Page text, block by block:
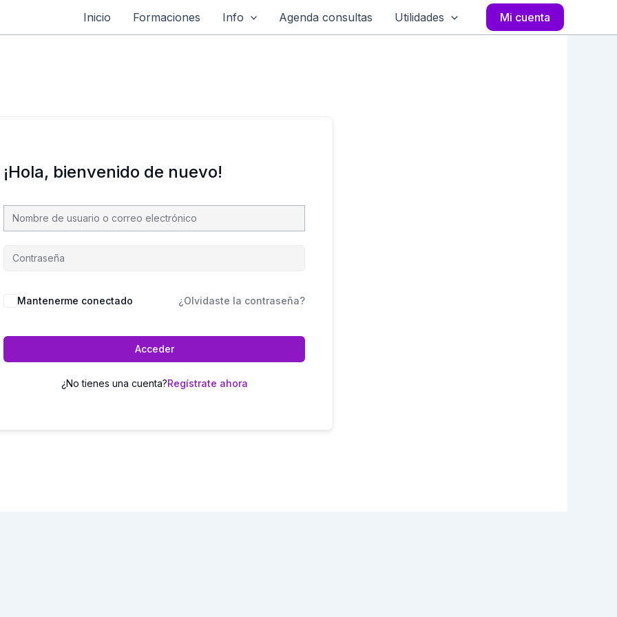
Inicio Formaciones Info Agenda consultas Utilidades Mi cuenta
¡Hola, bienvenido de nuevo!
Mantenerme conectado ¿Olvidaste la contraseña?
Acceder
¿No tienes una cuenta?Regístrate ahora